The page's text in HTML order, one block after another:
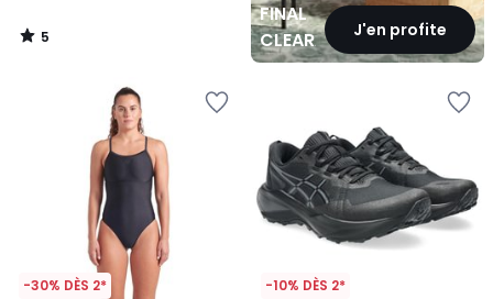
5
/
FINAL
CLEARANCEJ'en profite
-30% DÈS 2* -10% DÈS 2*